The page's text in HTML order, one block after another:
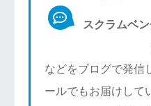
スクラムベ
などをブログで発信
ールでもお届けして